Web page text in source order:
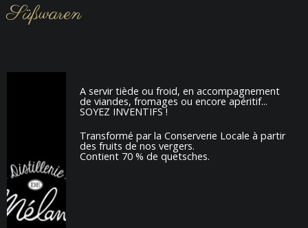
Süßwaren
A servir tiède ou froid, en accompagnement
de viandes, fromages ou encore apéritif...
SOYEZ INVENTIFS !
Transformé par la Conserverie Locale à partir
des fruits de nos vergers.
Contient 70 % de quetsches.